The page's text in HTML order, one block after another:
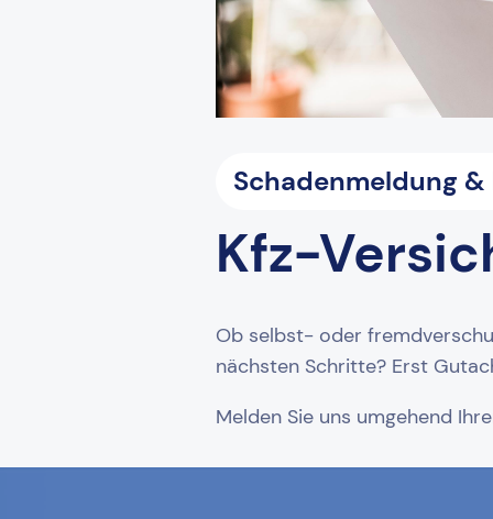
Schadenmeldung
Kfz-
Ob selbst- oder
nächsten Schritte? Erst
Melden Sie uns umgehend